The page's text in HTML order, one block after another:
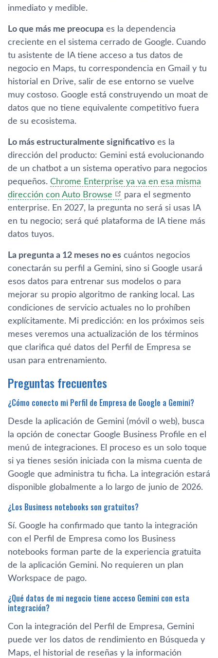
inmediato y medible.
Lo que más me preocupa es la dependencia
creciente en el sistema cerrado de Google. Cuando
tu asistente de IA tiene acceso a tus datos de
negocio en Maps, tu correspondencia en Gmail y tu
historial en Drive, salir de ese entorno se vuelve
muy costoso. Google está construyendo un moat de
datos que no tiene equivalente competitivo fuera
de su ecosistema.
Lo más estructuralmente significativo es la
dirección del producto: Gemini está evolucionando
de un chatbot a un sistema operativo para negocios
pequeños. Chrome Enterprise ya va en esa misma
dirección con Auto Browse
para el segmento
enterprise. En 2027, la pregunta no será si usas IA
en tu negocio; será qué plataforma de IA tiene más
datos tuyos.
La pregunta a 12 meses no es cuántos negocios
conectarán su perfil a Gemini, sino si Google usará
esos datos para entrenar sus modelos o para
mejorar su propio algoritmo de ranking local. Las
condiciones de servicio actuales no lo prohíben
explícitamente. Mi predicción: en los próximos seis
meses veremos una actualización de los términos
que clarifica qué datos del Perfil de Empresa se
usan para entrenamiento.
Preguntas frecuentes
¿Cómo conecto mi Perfil de Empresa de Google a Gemini?
Desde la aplicación de Gemini (móvil o web), busca
la opción de conectar Google Business Profile en el
menú de integraciones. El proceso es un solo toque
si ya tienes sesión iniciada con la misma cuenta de
Google que administra tu ficha. La integración estará
disponible globalmente a lo largo de junio de 2026.
¿Los Business notebooks son gratuitos?
Sí. Google ha confirmado que tanto la integración
con el Perfil de Empresa como los Business
notebooks forman parte de la experiencia gratuita
de la aplicación Gemini. No requieren un plan
Workspace de pago.
¿Qué datos de mi negocio tiene acceso Gemini con esta
integración?
Con la integración del Perfil de Empresa, Gemini
puede ver los datos de rendimiento en Búsqueda y
Maps, el historial de reseñas y la información